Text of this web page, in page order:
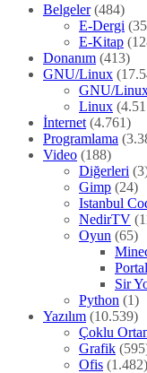
Belgeler(484)
E-Dergi
E-Kitap
Donanım (413)
GNU/Linux
GNU/
Linux
İnternet (4.761)
Programlama
Video (188)
Diğerleri
Gimp (24)
Istanbul
NedirTV
Oyun (65)
Portal
Sir
Python (1)
Yazılım (10.539)
Çoklu
Grafik
Ofis (1.482)